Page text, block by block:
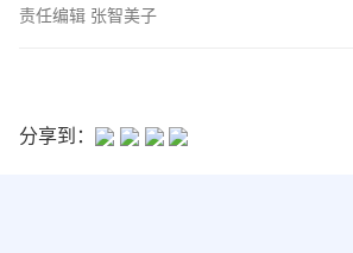
责任编辑 张智美子
分享到：